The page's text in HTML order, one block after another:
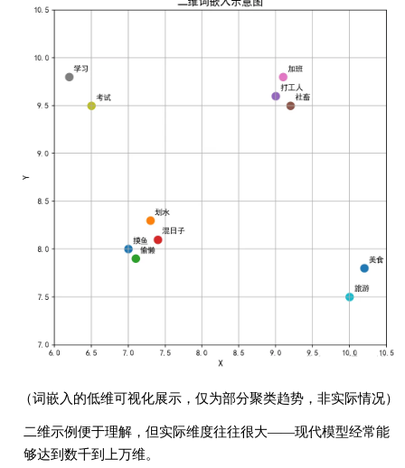
（词嵌入的低维可视化展示，仅为部分聚类趋势，非实际情况）
二维示例便于理解，但实际维度往往很大——现代模型经常能
够达到数千到上万维。